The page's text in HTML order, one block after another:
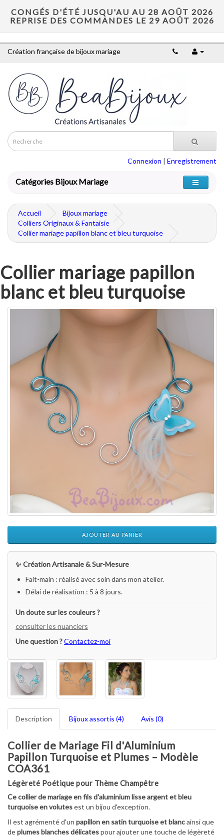
CONGÉS D'ÉTÉ JUSQU'AU AU 28 AOÛT 2026
REPRISE DES COMMANDES LE 29 AOÛT 2026
Création française de bijoux mariage
Connexion | Enregistrement
Catégories Bijoux Mariage
Accueil
Bijoux mariage
Colliers Originaux & Fantaisie
Collier mariage papillon blanc et bleu turquoise
Collier mariage papillon
blanc et bleu turquoise
AJOUTER AU PANIER
✨ Création Artisanale & Sur-Mesure
Fait-main : réalisé avec soin dans mon atelier.
Délai de réalisation : 5 à 8 jours.
Un doute sur les couleurs ?
consulter les nuanciers
Une question ?Contactez-moi
Description Bijoux assortis (4) Avis (0)
Collier de Mariage Fil d'Aluminium
Papillon Turquoise et Plumes – Modèle
COA361
Légèreté Poétique pour Thème Champêtre
Ce collier de mariage en fils d'aluminium lisse argent et bleu
turquoise en volutesest un bijou d'exception.
Il est agrémenté d'un papillon en satin turquoise et blancainsi que
deplumes blanches délicatespour ajouter une touche de légèreté